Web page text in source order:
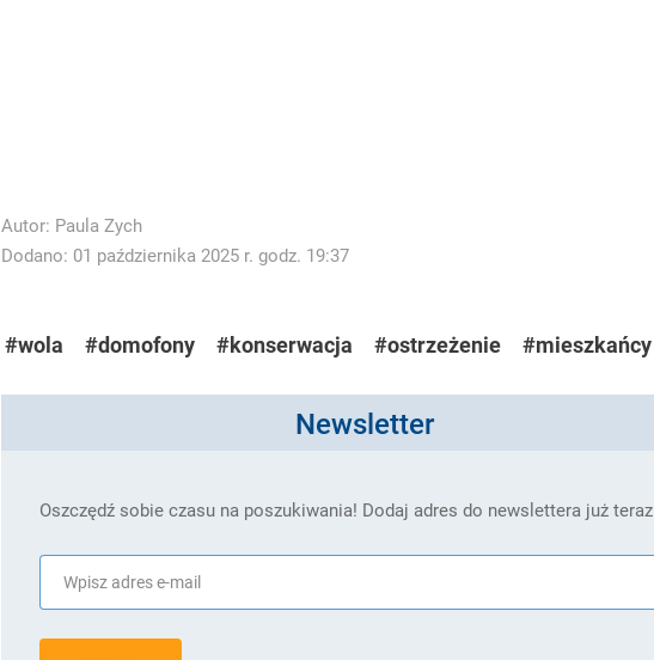
Autor: Paula Zych
Dodano: 01 października 2025 r. godz. 19:37
#wola #domofony #konserwacja #ostrzeżenie #mieszkańcy
Newsletter
Oszczędź sobie czasu na poszukiwania! Dodaj adres do newslettera już teraz